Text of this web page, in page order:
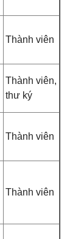
Thành viên
Thành viên,
thư ký
Thành viên
Thành viên